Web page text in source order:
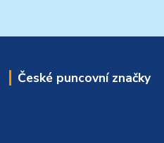
České puncovní značky